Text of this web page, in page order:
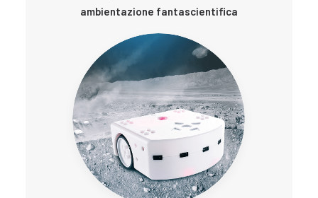
ambientazione fantascientifica